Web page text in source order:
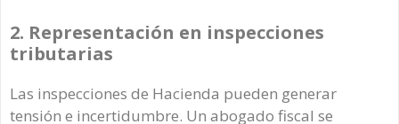
2. Representación en inspecciones
tributarias
Las inspecciones de Hacienda pueden generar
tensión e incertidumbre. Un abogado fiscal se